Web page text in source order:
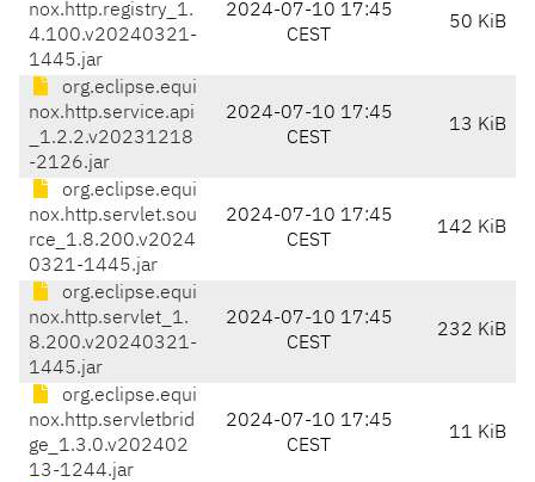
nox.http.registry_1.
4.100.v20240321-
1445.jar
2024-07-10 17:45
CEST
50 KiB
org.eclipse.equi
nox.http.service.api
_1.2.2.v20231218
-2126.jar
2024-07-10 17:45
CEST
13 KiB
org.eclipse.equi
nox.http.servlet.sou
rce_1.8.200.v2024
0321-1445.jar
2024-07-10 17:45
CEST
142 KiB
org.eclipse.equi
nox.http.servlet_1.
8.200.v20240321-
1445.jar
2024-07-10 17:45
CEST
232 KiB
org.eclipse.equi
nox.http.servletbrid
ge_1.3.0.v202402
13-1244.jar
2024-07-10 17:45
CEST
11 KiB